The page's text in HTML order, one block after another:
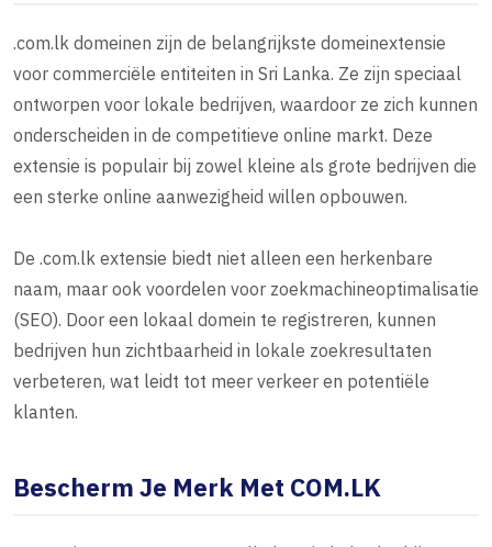
.com.lk domeinen zijn de belangrijkste domeinextensie
voor commerciële entiteiten in Sri Lanka. Ze zijn speciaal
ontworpen voor lokale bedrijven, waardoor ze zich kunnen
onderscheiden in de competitieve online markt. Deze
extensie is populair bij zowel kleine als grote bedrijven die
een sterke online aanwezigheid willen opbouwen.
De .com.lk extensie biedt niet alleen een herkenbare
naam, maar ook voordelen voor zoekmachineoptimalisatie
(SEO). Door een lokaal domein te registreren, kunnen
bedrijven hun zichtbaarheid in lokale zoekresultaten
verbeteren, wat leidt tot meer verkeer en potentiële
klanten.
Bescherm Je Merk Met COM.LK